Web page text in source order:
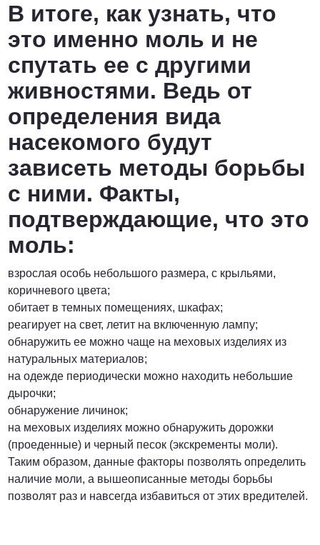
В итоге, как узнать, что
это именно моль и не
спутать ее с другими
живностями. Ведь от
определения вида
насекомого будут
зависеть методы борьбы
с ними. Факты,
подтверждающие, что это
моль:
взрослая особь небольшого размера, с крыльями,
коричневого цвета;
обитает в темных помещениях, шкафах;
реагирует на свет, летит на включенную лампу;
обнаружить ее можно чаще на меховых изделиях из
натуральных материалов;
на одежде периодически можно находить небольшие
дырочки;
обнаружение личинок;
на меховых изделиях можно обнаружить дорожки
(проеденные) и черный песок (экскременты моли).
Таким образом, данные факторы позволять определить
наличие моли, а вышеописанные методы борьбы
позволят раз и навсегда избавиться от этих вредителей.